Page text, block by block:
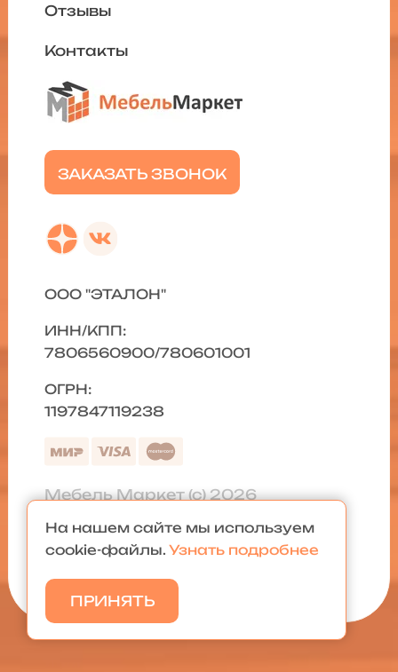
ЗАКАЗАТЬ ЗВОНОК
Отзывы
Контакты
ООО "ЭТАЛОН"
ИНН/КПП:
7806560900/780601001
ОГРН:
1197847119238
Мебель Маркет (с) 2026
Политика конфиденциальности
Карта сайта
На нашем сайте мы используем
cookie-файлы. Узнать подробнее
ПРИНЯТЬ